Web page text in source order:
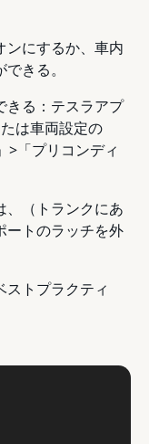
ンにするか、車内
きる。
きる：テスラアプ
は車両設定の
>「プリコンディ
、（トランクにあ
ートのラッチを外
トプラクティ